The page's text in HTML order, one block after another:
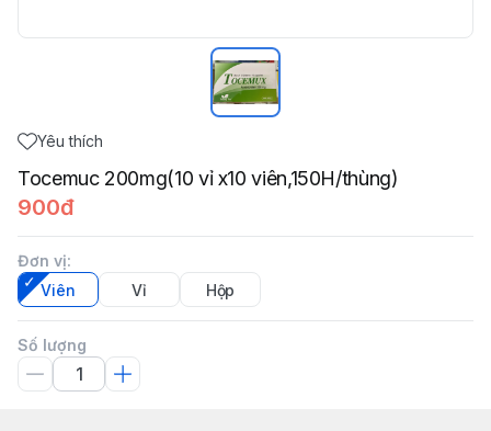
Yêu thích
Tocemuc 200mg(10 vỉ x10 viên,150H/thùng)
900đ
Đơn vị:
Viên
Vỉ Hộp
Số lượng